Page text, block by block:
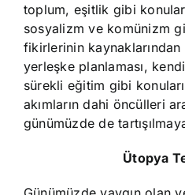
toplum, eşitlik gibi
sosyalizm ve komünizm
fikirlerinin kaynaklarından
yerleşke planlaması,
sürekli eğitim gibi
akımların dahi öncülleri
günümüzde de
Ütopya